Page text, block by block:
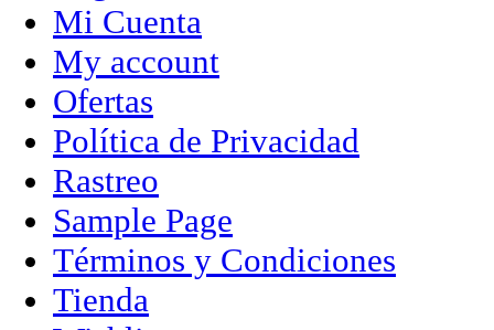
Mi Cuenta
My account
Ofertas
Política de Privacidad
Rastreo
Sample Page
Términos y Condiciones
Tienda